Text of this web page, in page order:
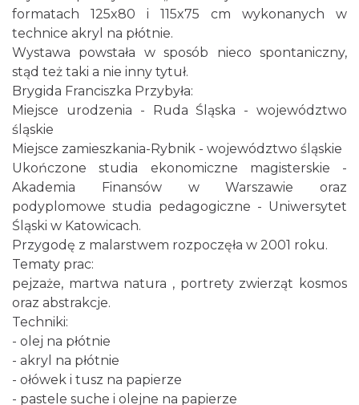
Spotkanie miłośników numizmatów
Rybnik
0.00 km
Wakacyjne Warsztaty Malarskie "Rybnik -
miasto zieleni"
Rybnik
2026-08-22
0.00 km
formatach 125x80 i 115x75 cm wykonanych w
technice akryl na płótnie.
Wystawa powstała w sposób nieco spontaniczny,
stąd też taki a nie inny tytuł.
Brygida Franciszka Przybyła:
Miejsce urodzenia - Ruda Śląska - województwo
śląskie
Miejsce zamieszkania-Rybnik - województwo śląskie
Ukończone studia ekonomiczne magisterskie -
Akademia Finansów w Warszawie oraz
podyplomowe studia pedagogiczne - Uniwersytet
Śląski w Katowicach.
Przygodę z malarstwem rozpoczęła w 2001 roku.
Tematy prac:
pejzaże, martwa natura , portrety zwierząt kosmos
oraz abstrakcje.
Techniki:
- olej na płótnie
- akryl na płótnie
- ołówek i tusz na papierze
- pastele suche i olejne na papierze